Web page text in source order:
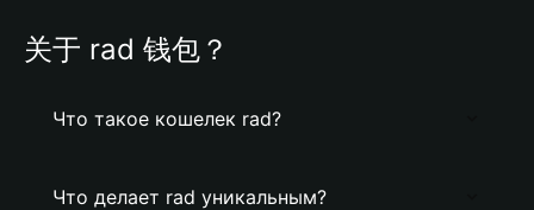
关于 rad 钱包？
Что такое кошелек rad?
Что делает rad уникальным?